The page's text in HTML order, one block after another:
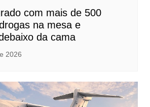
com mais de 500
na mesa e
da cama
2026